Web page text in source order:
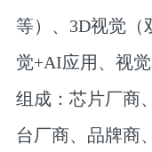
等）、3D视觉（
觉+AI应用、视
组成： 芯片厂商
台厂商、品牌商